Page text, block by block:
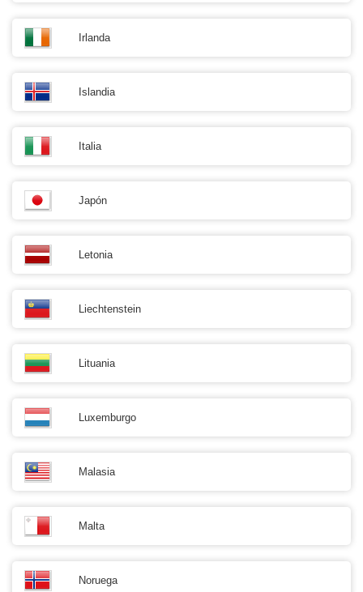
Irlanda
Islandia
Italia
Japón
Letonia
Liechtenstein
Lituania
Luxemburgo
Malasia
Malta
Noruega